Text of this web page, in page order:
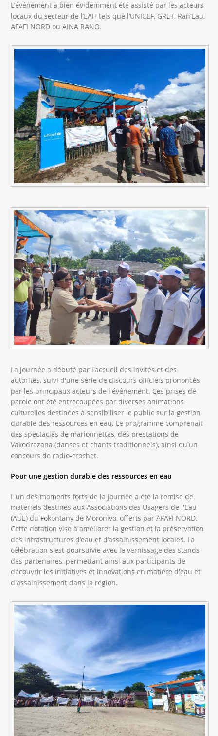
L’événement a bien évidemment été assisté par les acteurs
locaux du secteur de l’EAH tels que l’UNICEF, GRET, Ran’Eau,
AFAFI NORD ou AINA RANO.
La journée a débuté par l'accueil des invités et des
autorités, suivi d'une série de discours officiels prononcés
par les principaux acteurs de l'événement. Ces prises de
parole ont été entrecoupées par diverses animations
culturelles destinées à sensibiliser le public sur la gestion
durable des ressources en eau. Le programme comprenait
des spectacles de marionnettes, des prestations de
Vakodrazana (danses et chants traditionnels), ainsi qu'un
concours de radio-crochet.
Pour une gestion durable des ressources en eau
L'un des moments forts de la journée a été la remise de
matériels destinés aux Associations des Usagers de l'Eau
(AUE) du Fokontany de Moronivo, offerts par AFAFI NORD.
Cette dotation vise à améliorer la gestion et la préservation
des infrastructures d’eau et d’assainissement locales. La
célébration s'est poursuivie avec le vernissage des stands
des partenaires, permettant ainsi aux participants de
découvrir les initiatives et innovations en matière d'eau et
d'assainissement dans la région.